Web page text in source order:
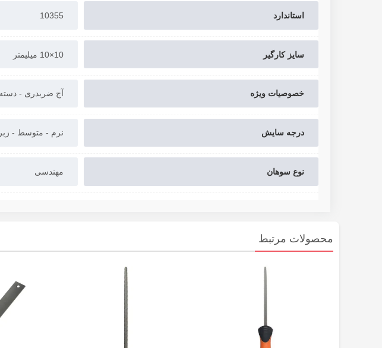
استاندارد 10355
سایز کارگیر 10×10 میلیمتر
خصوصیات ویژه آج ضربدری -
درجه سایش نرم - متوسط - زبر
نوع سوهان مهندسی
محصولات مرتبط